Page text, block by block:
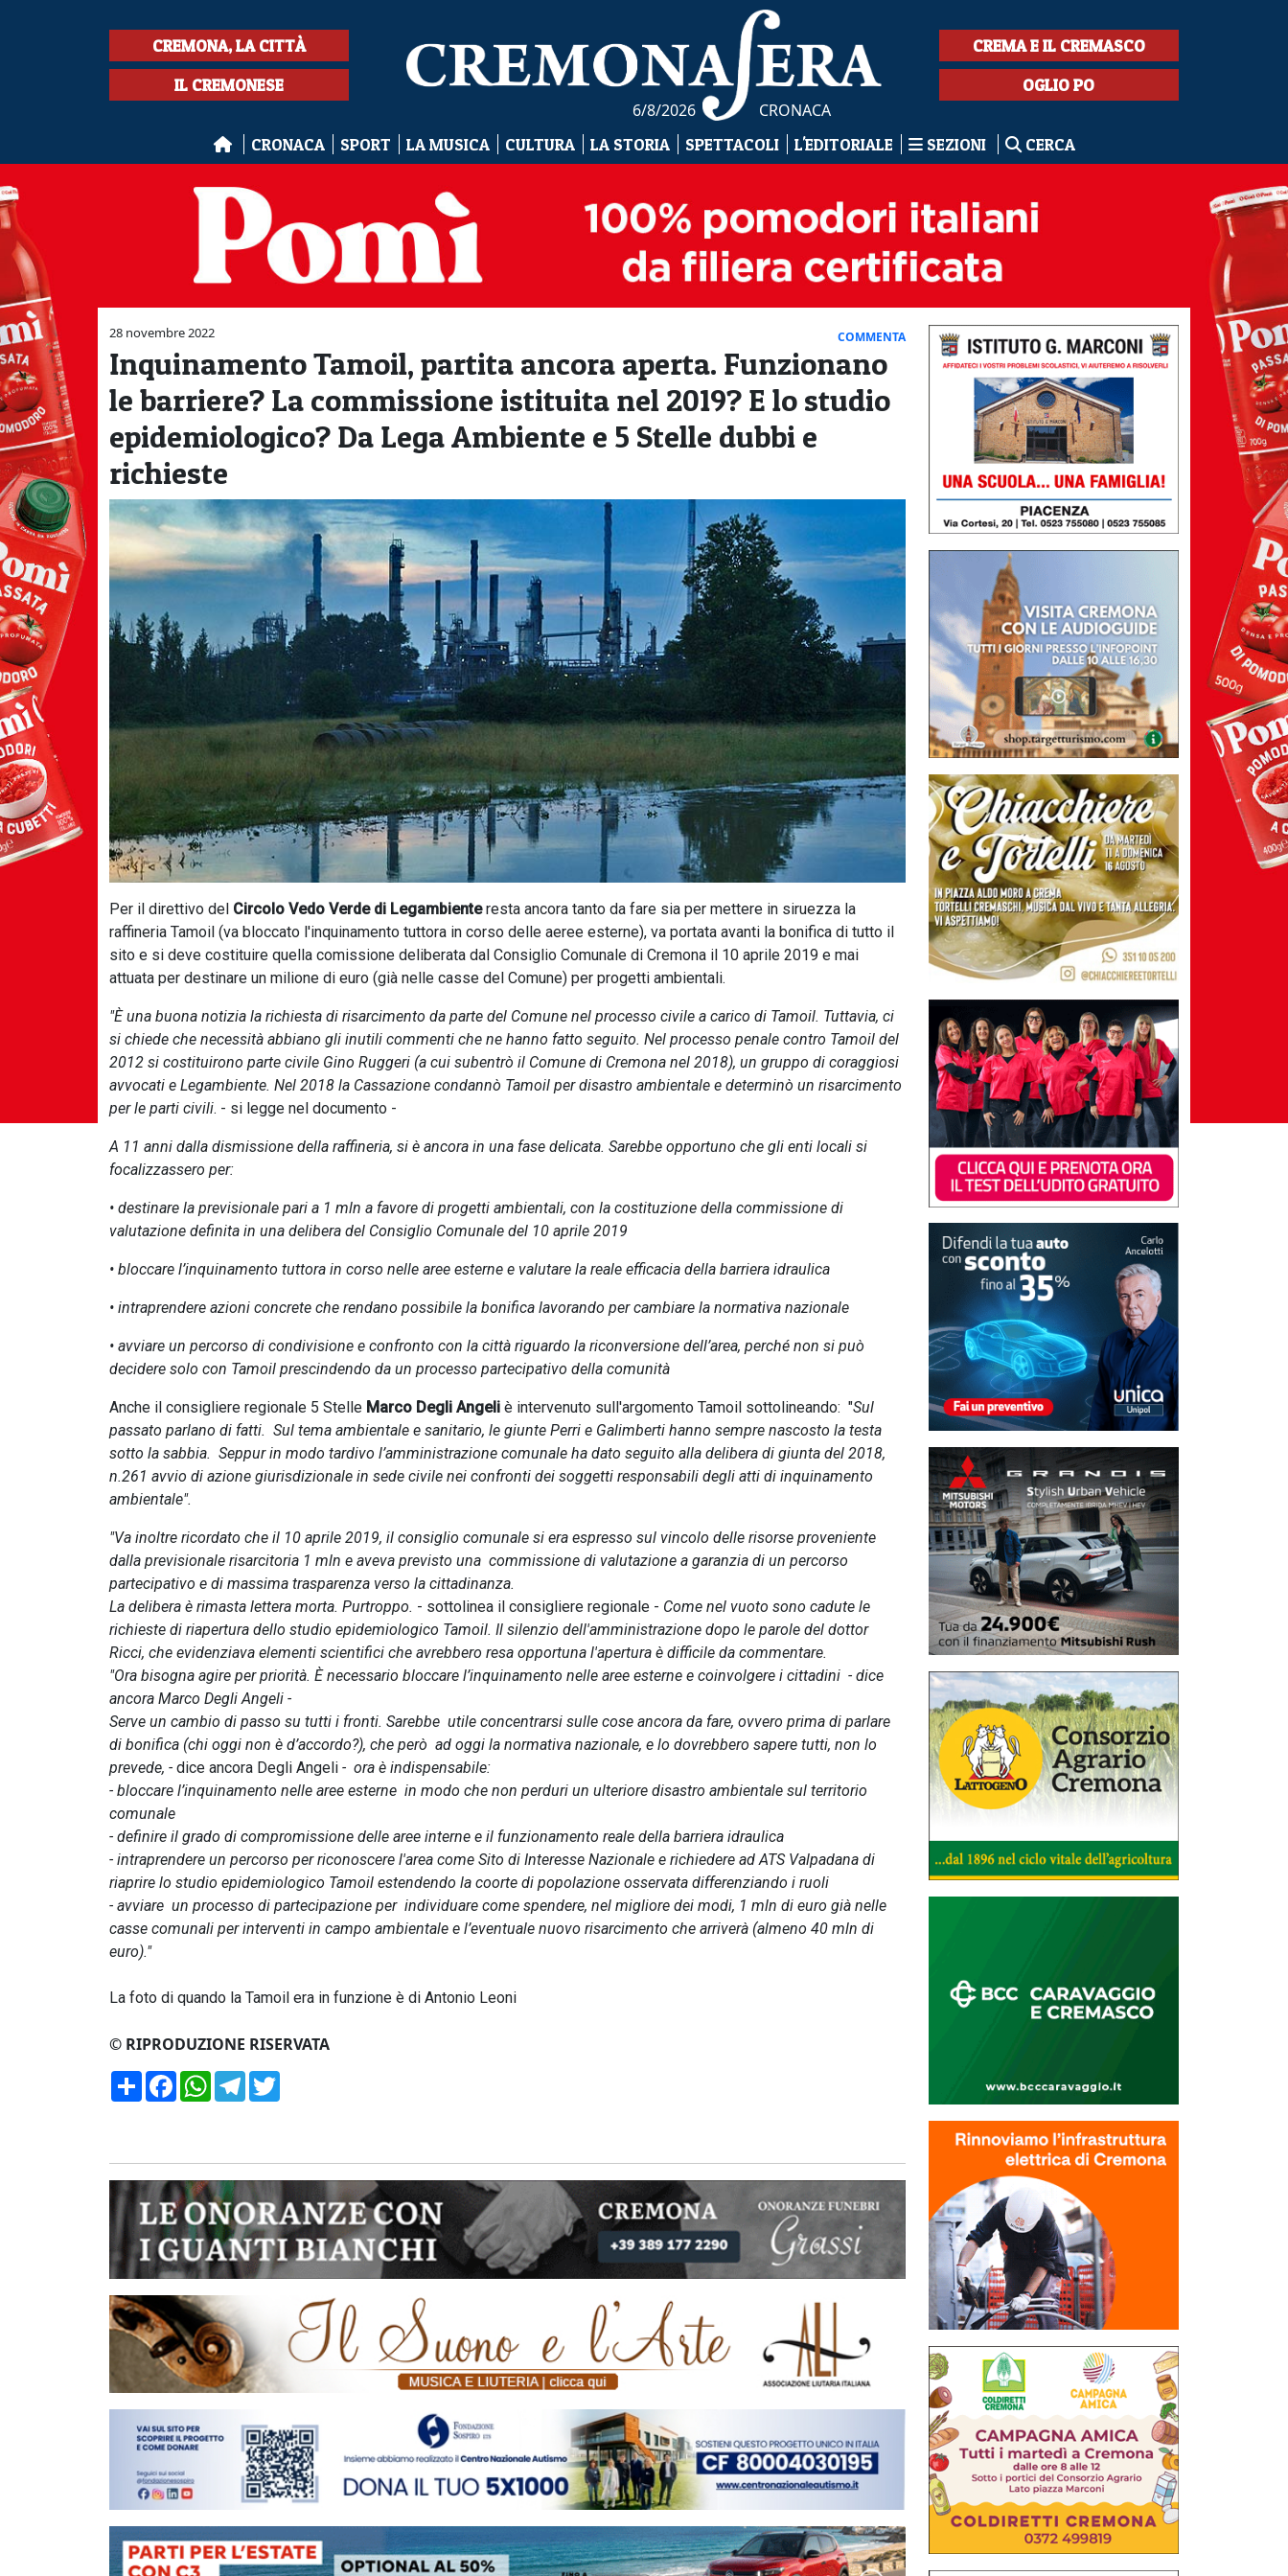
CREMONA, LA CITTÀ
IL CREMONESE
6/8/2026 CRONACA
CREMA E IL CREMASCO
OGLIO PO
CRONACA SPORT LA MUSICA CULTURA LA STORIA SPETTACOLI L'EDITORIALE SEZIONI CERCA
28 novembre 2022 COMMENTA
Inquinamento Tamoil, partita ancora aperta. Funzionano
le barriere? La commissione istituita nel 2019? E lo studio
epidemiologico? Da Lega Ambiente e 5 Stelle dubbi e
richieste
Per il direttivo del Circolo Vedo Verde di Legambienteresta ancora tanto da fare sia per mettere in siruezza la
raffineria Tamoil (va bloccato l'inquinamento tuttora in corso delle aeree esterne), va portata avanti la bonifica di tutto il
sito e si deve costituire quella comissione deliberata dal Consiglio Comunale di Cremona il 10 aprile 2019 e mai
attuata per destinare un milione di euro (già nelle casse del Comune) per progetti ambientali.
"È una buona notizia la richiesta di risarcimento da parte del Comune nel processo civile a carico di Tamoil. Tuttavia, ci
si chiede che necessità abbiano gli inutili commenti che ne hanno fatto seguito. Nel processo penale contro Tamoil del
2012 si costituirono parte civile Gino Ruggeri (a cui subentrò il Comune di Cremona nel 2018), un gruppo di coraggiosi
avvocati e Legambiente. Nel 2018 la Cassazione condannò Tamoil per disastro ambientale e determinò un risarcimento
per le parti civili. - si legge nel documento -
A 11 anni dalla dismissione della raffineria, si è ancora in una fase delicata. Sarebbe opportuno che gli enti locali si
focalizzassero per:
• destinare la previsionale pari a 1 mln a favore di progetti ambientali, con la costituzione della commissione di
valutazione definita in una delibera del Consiglio Comunale del 10 aprile 2019
• bloccare l’inquinamento tuttora in corso nelle aree esterne e valutare la reale efficacia della barriera idraulica
• intraprendere azioni concrete che rendano possibile la bonifica lavorando per cambiare la normativa nazionale
• avviare un percorso di condivisione e confronto con la città riguardo la riconversione dell’area, perché non si può
decidere solo con Tamoil prescindendo da un processo partecipativo della comunità
Anche il consigliere regionale 5 Stelle Marco Degli Angeli è intervenuto sull'argomento Tamoil sottolineando: "Sul
passato parlano di fatti. Sul tema ambientale e sanitario, le giunte Perri e Galimberti hanno sempre nascosto la testa
sotto la sabbia. Seppur in modo tardivo l’amministrazione comunale ha dato seguito alla delibera di giunta del 2018,
n.261 avvio di azione giurisdizionale in sede civile nei confronti dei soggetti responsabili degli atti di inquinamento
ambientale".
"Va inoltre ricordato che il 10 aprile 2019, il consiglio comunale si era espresso sul vincolo delle risorse proveniente
dalla previsionale risarcitoria 1 mln e aveva previsto una commissione di valutazione a garanzia di un percorso
partecipativo e di massima trasparenza verso la cittadinanza.
La delibera è rimasta lettera morta. Purtroppo. - sottolinea il consigliere regionale - Come nel vuoto sono cadute le
richieste di riapertura dello studio epidemiologico Tamoil. Il silenzio dell'amministrazione dopo le parole del dottor
Ricci, che evidenziava elementi scientifici che avrebbero resa opportuna l'apertura è difficile da commentare.
"Ora bisogna agire per priorità. È necessario bloccare l’inquinamento nelle aree esterne e coinvolgere i cittadini - dice
ancora Marco Degli Angeli -
Serve un cambio di passo su tutti i fronti. Sarebbe utile concentrarsi sulle cose ancora da fare, ovvero prima di parlare
di bonifica (chi oggi non è d’accordo?), che però ad oggi la normativa nazionale, e lo dovrebbero sapere tutti, non lo
prevede, - dice ancora Degli Angeli - ora è indispensabile:
- bloccare l’inquinamento nelle aree esterne in modo che non perduri un ulteriore disastro ambientale sul territorio
comunale
- definire il grado di compromissione delle aree interne e il funzionamento reale della barriera idraulica
- intraprendere un percorso per riconoscere l'area come Sito di Interesse Nazionale e richiedere ad ATS Valpadana di
riaprire lo studio epidemiologico Tamoil estendendo la coorte di popolazione osservata differenziando i ruoli
- avviare un processo di partecipazione per individuare come spendere, nel migliore dei modi, 1 mln di euro già nelle
casse comunali per interventi in campo ambientale e l’eventuale nuovo risarcimento che arriverà (almeno 40 mln di
euro)."
La foto di quando la Tamoil era in funzione è di Antonio Leoni
© RIPRODUZIONE RISERVATA
CondividiFacebookWhatsApp
Telegram